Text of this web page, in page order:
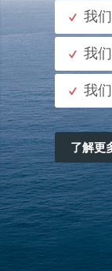
我们确
我们与
我们有
了解更